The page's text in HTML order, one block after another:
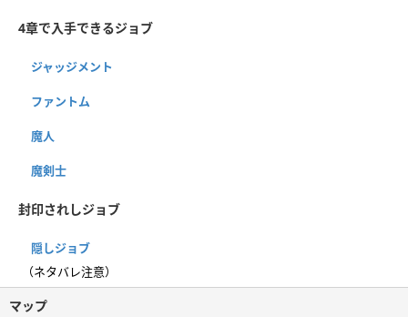
4章で入手できるジョブ
ジャッジメント
ファントム
魔人
魔剣士
封印されしジョブ
隠しジョブ
（ネタバレ注意）
マップ